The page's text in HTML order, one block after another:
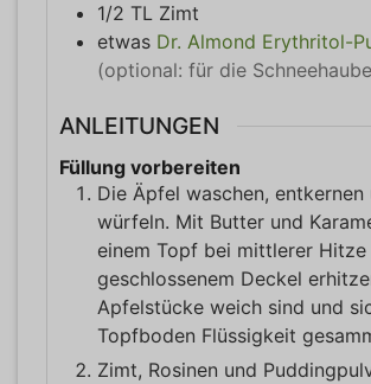
1/2 TL Zimt
etwas Dr. Almond Erythritol-
(optional: für die
ANLEITUNGEN
Füllung vorbereiten
Die Äpfel waschen, entkernen
würfeln. Mit Butter und
einem Topf bei mittlerer Hitze
geschlossenem Deckel
Apfelstücke weich sind und
Topfboden Flüssigkeit
Zimt, Rosinen und